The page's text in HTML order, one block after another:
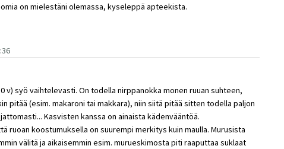
on mielestäni olemassa, kyseleppä apteekista.
v) syö vaihtelevasti. On todella nirppanokka monen ruuan suhteen,
pitää (esim. makaroni tai makkara), niin siitä pitää sitten todella paljon
Kasvisten kanssa on ainaista kädenvääntöä.
ruoan koostumuksella on suurempi merkitys kuin maulla. Murusista
välitä ja aikaisemmin esim. murueskimosta piti raaputtaa suklaat